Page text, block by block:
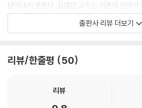
담아내지 못한다. 김영민 교수는 기존의 언어
를 해체하고, 그 틈에서 새로운 시대를 위한 한
그는 책에서 홍익인간부터 계엄의 밤까지, 역사
의 복잡성을 재조명하며, 미시적 독립운동의 존
보는 관점을 전환할 것을 제안한다.
출판사 리뷰 더보기
리뷰/한줄평 50
리뷰